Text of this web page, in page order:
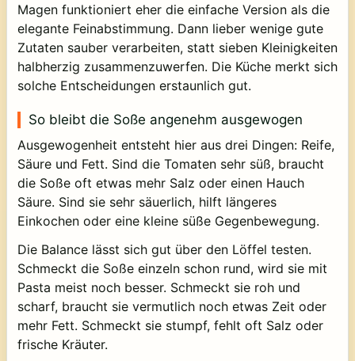
Magen funktioniert eher die einfache Version als die
elegante Feinabstimmung. Dann lieber wenige gute
Zutaten sauber verarbeiten, statt sieben Kleinigkeiten
halbherzig zusammenzuwerfen. Die Küche merkt sich
solche Entscheidungen erstaunlich gut.
So bleibt die Soße angenehm ausgewogen
Ausgewogenheit entsteht hier aus drei Dingen: Reife,
Säure und Fett. Sind die Tomaten sehr süß, braucht
die Soße oft etwas mehr Salz oder einen Hauch
Säure. Sind sie sehr säuerlich, hilft längeres
Einkochen oder eine kleine süße Gegenbewegung.
Die Balance lässt sich gut über den Löffel testen.
Schmeckt die Soße einzeln schon rund, wird sie mit
Pasta meist noch besser. Schmeckt sie roh und
scharf, braucht sie vermutlich noch etwas Zeit oder
mehr Fett. Schmeckt sie stumpf, fehlt oft Salz oder
frische Kräuter.